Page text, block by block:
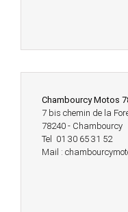
Chambourcy Motos
7 bis chemin de la
78240 - Chambourcy
Tel 01 30 65 31 52
Mail :